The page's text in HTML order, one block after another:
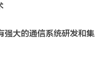
强大的通信系统研发和